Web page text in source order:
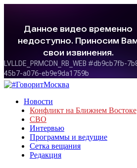
Новости
Конфликт на Ближнем Востоке
СВО
Интервью
Программы и ведущие
Сетка вещания
Редакция